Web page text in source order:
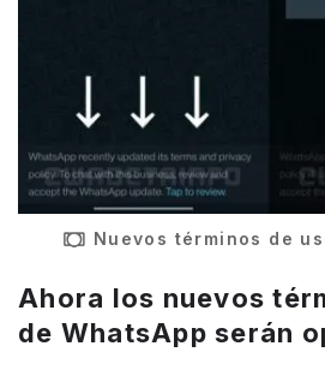
Nuevos términos de
Ahora los nuevos
de WhatsApp serán